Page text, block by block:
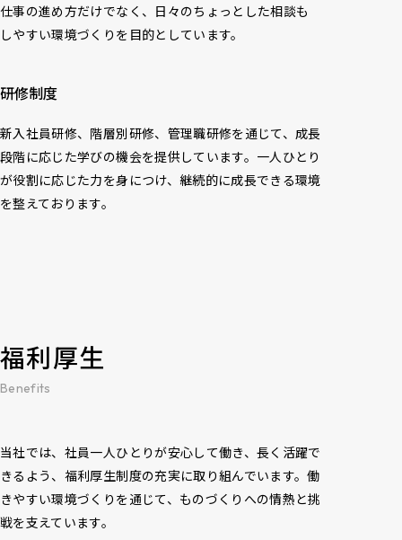
仕事の進め方だけでなく、日々のちょっとした相談も
しやすい環境づくりを目的としています。
研修制度
新入社員研修、階層別研修、管理職研修を通じて、成長
段階に応じた学びの機会を提供しています。一人ひとり
が役割に応じた力を身につけ、継続的に成長できる環境
を整えております。
福利厚生
Benefits
当社では、社員一人ひとりが安心して働き、長く活躍で
きるよう、福利厚生制度の充実に取り組んでいます。働
きやすい環境づくりを通じて、ものづくりへの情熱と挑
戦を支えています。